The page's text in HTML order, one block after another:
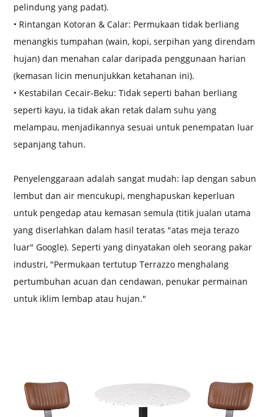
pelindung yang padat).
• Rintangan Kotoran & Calar: Permukaan tidak berliang
menangkis tumpahan (wain, kopi, serpihan yang direndam
hujan) dan menahan calar daripada penggunaan harian
(kemasan licin menunjukkan ketahanan ini).
• Kestabilan Cecair-Beku: Tidak seperti bahan berliang
seperti kayu, ia tidak akan retak dalam suhu yang
melampau, menjadikannya sesuai untuk penempatan luar
sepanjang tahun.
Penyelenggaraan adalah sangat mudah: lap dengan sabun
lembut dan air mencukupi, menghapuskan keperluan
untuk pengedap atau kemasan semula (titik jualan utama
yang diserlahkan dalam hasil teratas "atas meja terazo
luar" Google). Seperti yang dinyatakan oleh seorang pakar
industri, "Permukaan tertutup Terrazzo menghalang
pertumbuhan acuan dan cendawan, penukar permainan
untuk iklim lembap atau hujan."